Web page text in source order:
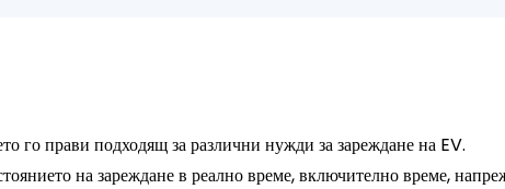
го прави подходящ за различни нужди за зареждане на EV.
на зареждане в реално време, включително време,